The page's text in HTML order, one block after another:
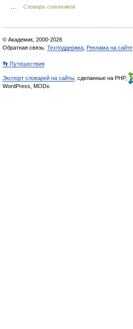
Словарь синонимов
© Академик, 2000-2026
Обратная связь: Техподдержка Реклама на сайте
👣 Путешествия
Экспорт словарей на сайты , сделанные на PHP,
WordPress, MODx.